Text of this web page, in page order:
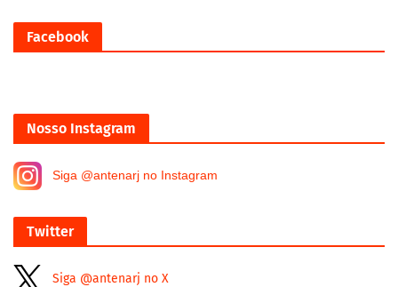
Facebook
Nosso Instagram
Siga @antenarj no Instagram
Twitter
Siga @antenarj no X